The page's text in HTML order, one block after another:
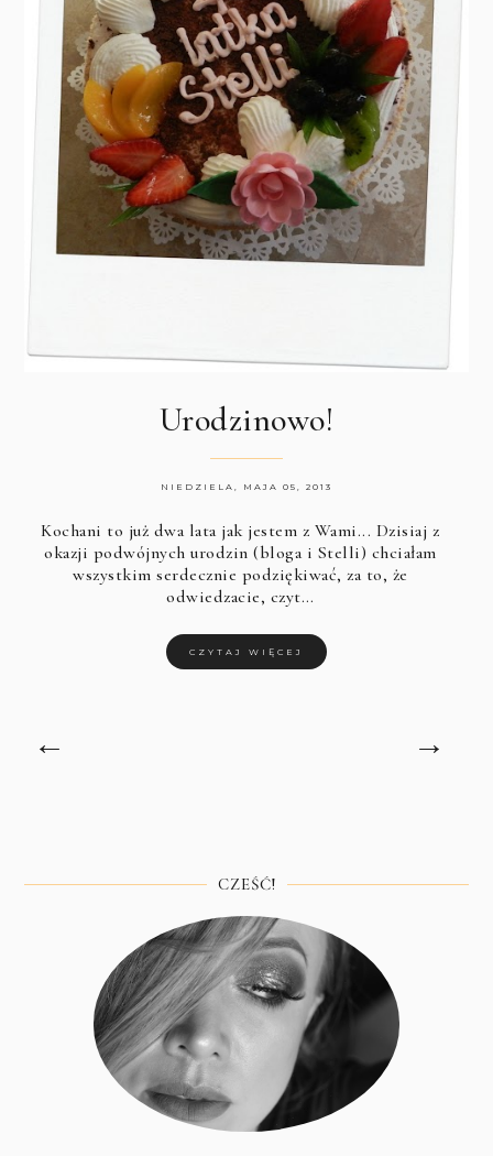
Urodzinowo!
NIEDZIELA, MAJA 05, 2013
Kochani to już dwa lata jak jestem z Wami... Dzisiaj z
okazji podwójnych urodzin (bloga i Stelli) chciałam
wszystkim serdecznie podziękiwać, za to, że
odwiedzacie, czyt…
CZYTAJ WIĘCEJ
← →
CZEŚĆ!